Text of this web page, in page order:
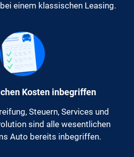
einem klassischen Leasing.
Kosten inbegriffen
Steuern, Services und
sind alle wesentlichen
Auto bereits inbegriffen.